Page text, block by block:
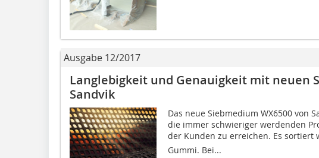
Ausgabe 12/2017
Langlebigkeit und Genauigkeit mit neuen
Sandvik
Das neue Siebmedium WX6500 von
die immer schwieriger werdenden
der Kunden zu erreichen. Es sortiert
Gummi. Bei...